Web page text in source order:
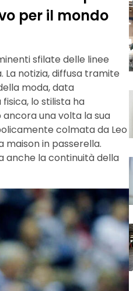
per il mondo
sfilate delle linee
La notizia, diffusa tramite
moda, data
lo stilista ha
una volta la sua
colmata da Leo
maison in passerella.
anche la continuità della